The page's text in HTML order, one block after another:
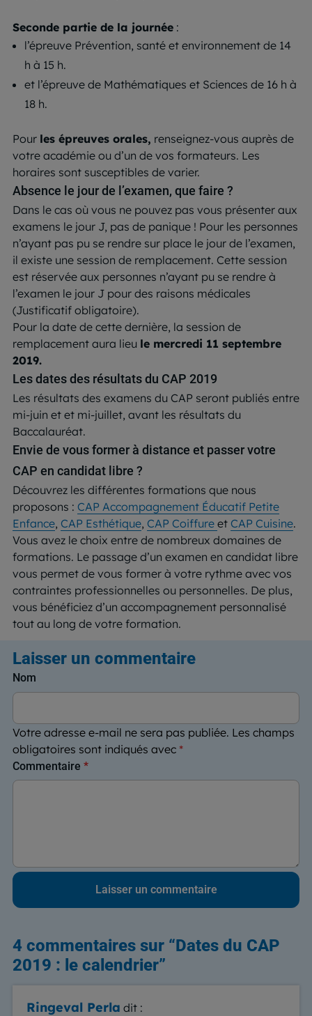
Seconde partie de la journée :
l’épreuve Prévention, santé et environnement de 14
h à 15 h.
et l’épreuve de Mathématiques et Sciences de 16 h à
18 h.
Pour les épreuves orales, renseignez-vous auprès de
votre académie ou d’un de vos formateurs. Les
horaires sont susceptibles de varier.
Absence le jour de l’examen, que faire ?
Dans le cas où vous ne pouvez pas vous présenter aux
examens le jour J, pas de panique ! Pour les personnes
n’ayant pas pu se rendre sur place le jour de l’examen,
il existe une session de remplacement. Cette session
est réservée aux personnes n’ayant pu se rendre à
l’examen le jour J pour des raisons médicales
(Justificatif obligatoire).
Pour la date de cette dernière, la session de
remplacement aura lieu le mercredi 11 septembre
2019.
Les dates des résultats du CAP 2019
Les résultats des examens du CAP seront publiés entre
mi-juin et et mi-juillet, avant les résultats du
Baccalauréat.
Envie de vous former à distance et passer votre
CAP en candidat libre ?
Découvrez les différentes formations que nous
proposons : CAP Accompagnement Éducatif Petite
Enfance, CAP Esthétique, CAP Coiffure et CAP Cuisine.
Vous avez le choix entre de nombreux domaines de
formations. Le passage d’un examen en candidat libre
vous permet de vous former à votre rythme avec vos
contraintes professionnelles ou personnelles. De plus,
vous bénéficiez d’un accompagnement personnalisé
tout au long de votre formation.
Laisser un commentaire
Votre adresse e-mail ne sera pas publiée. Les champs
obligatoires sont indiqués avec *
Nom
Commentaire *
4 commentaires sur “Dates du CAP
2019 : le calendrier”
Ringeval Perla dit :